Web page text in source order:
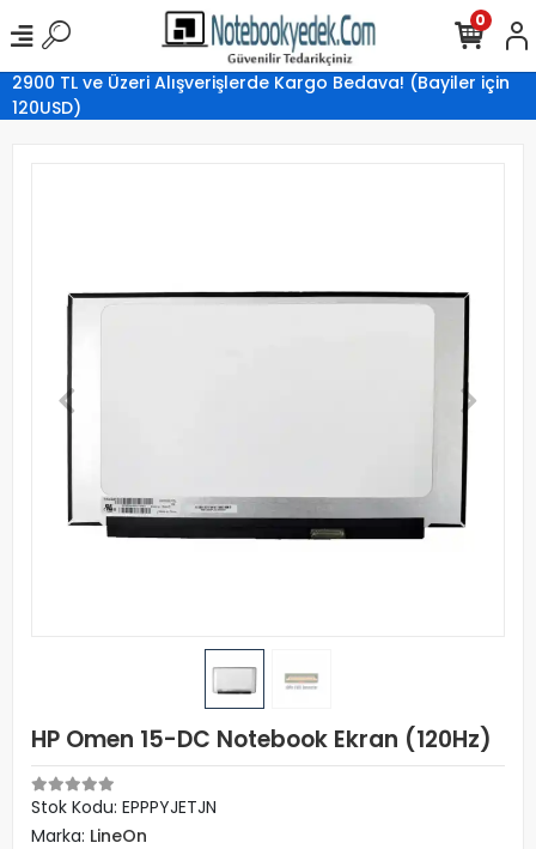
2900 TL ve Üzeri Alışverişlerde Kargo Bedava! (Bayiler için
120USD)
0
HP Omen 15-DC Notebook Ekran (120Hz)
Stok Kodu: EPPPYJETJN
Marka: LineOn